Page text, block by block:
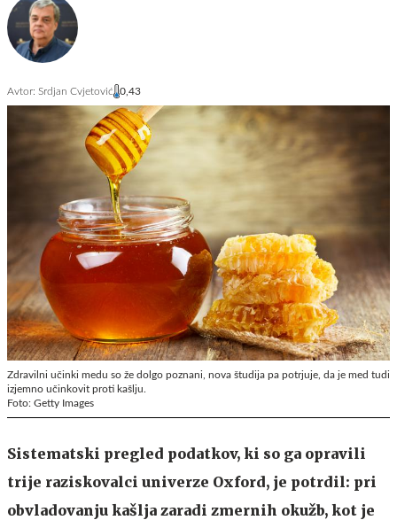
Avtor: Srdjan Cvjetović 0,43
Zdravilni učinki medu so že dolgo poznani, nova študija pa potrjuje, da je med tudi
izjemno učinkovit proti kašlju.
Foto: Getty Images
Sistematski pregled podatkov, ki so ga opravili
trije raziskovalci univerze Oxford, je potrdil: pri
obvladovanju kašlja zaradi zmernih okužb, kot je